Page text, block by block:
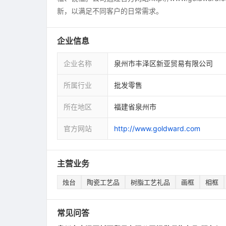
新，以满足不同客户的日常需求。
企业信息
企业名称 泉州市丰泽区新亚贸易有限公司
所属行业 批发零售
所在地区 福建省泉州市
官方网站 http://www.goldward.com
主营业务
烛台 陶瓷工艺品 树脂工艺礼品 画框 相框
常见问答